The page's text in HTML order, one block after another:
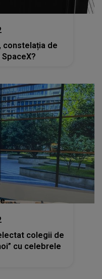
constelația de
colegii de
cu celebrele